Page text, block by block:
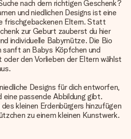
nach dem richtigen Geschenk?
und niedlichen Designs ist eine
frischgebackenen Eltern. Statt
zur Geburt zauberst du hier
individuelle Babymütze. Die Bio
sanft an Babys Köpfchen und
den Vorlieben der Eltern wählst
Designs für dich entworfen,
passende Abbildung gibt.
kleinen Erdenbürgers hinzufügen
zu einem kleinen Kunstwerk.